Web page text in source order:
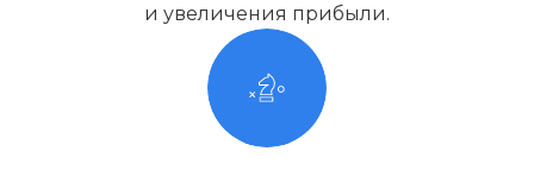
и увеличения прибыли.